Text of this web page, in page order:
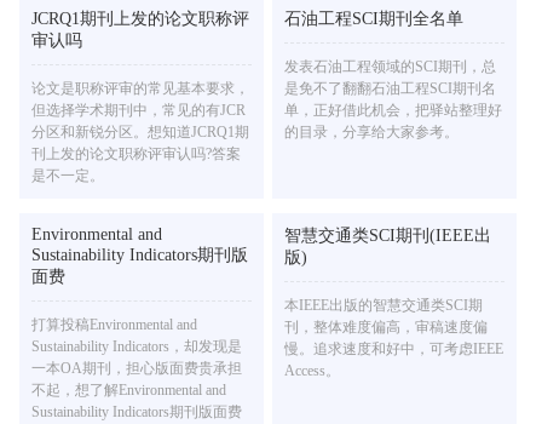
JCRQ1期刊上发的论文职称评
审认吗
论文是职称评审的常见基本要求，
但选择学术期刊中，常见的有JCR
分区和新锐分区。想知道JCRQ1期
刊上发的论文职称评审认吗?答案
是不一定。
石油工程SCI期刊全名单
发表石油工程领域的SCI期刊，总
是免不了翻翻石油工程SCI期刊名
单，正好借此机会，把驿站整理好
的目录，分享给大家参考。
Environmental and
Sustainability Indicators期刊版
面费
打算投稿Environmental and
Sustainability Indicators，却发现是
一本OA期刊，担心版面费贵承担
不起，想了解Environmental and
Sustainability Indicators期刊版面费
智慧交通类SCI期刊(IEEE出
版)
本IEEE出版的智慧交通类SCI期
刊，整体难度偏高，审稿速度偏
慢。追求速度和好中，可考虑IEEE
Access。